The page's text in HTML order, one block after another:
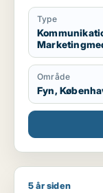
Type
Område
Fyn,
Gitte søger job
5 år siden